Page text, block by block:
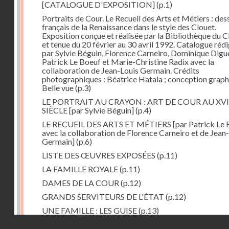
[CATALOGUE D'EXPOSITION](p.1)
Portraits de Cour. Le Recueil des Arts et Métiers :
français de la Renaissance dans le style des Clouet.
Exposition conçue et réalisée par la Bibliothèque du
et tenue du 20 février au 30 avril 1992. Catalogue
par Sylvie Béguin, Florence Carneiro, Dominique
Patrick Le Boeuf et Marie-Christine Radix avec la
collaboration de Jean-Louis Germain. Crédits
photographiques : Béatrice Hatala ; conception
Belle vue(p.3)
LE PORTRAIT AU CRAYON : ART DE COUR AU
SIÈCLE [par Sylvie Béguin](p.4)
LE RECUEIL DES ARTS ET MÉTIERS [par Patrick
avec la collaboration de Florence Carneiro et de
Germain](p.6)
LISTE DES ŒUVRES EXPOSÉES (p.11)
LA FAMILLE ROYALE(p.11)
DAMES DE LA COUR (p.12)
GRANDS SERVITEURS DE L'ÉTAT (p.12)
UNE FAMILLE : LES GUISE(p.13)